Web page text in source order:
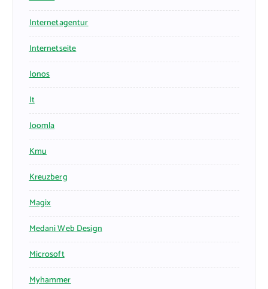
Internetagentur
Internetseite
Ionos
It
Joomla
Kmu
Kreuzberg
Magix
Medani Web Design
Microsoft
Myhammer